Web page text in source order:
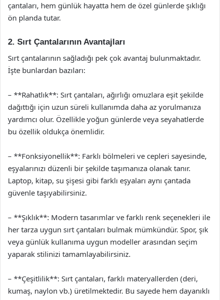
çantaları, hem günlük hayatta hem de özel günlerde şıklığı
ön planda tutar.
2. Sırt Çantalarının Avantajları
Sırt çantalarının sağladığı pek çok avantaj bulunmaktadır.
İşte bunlardan bazıları:
– **Rahatlık**: Sırt çantaları, ağırlığı omuzlara eşit şekilde
dağıttığı için uzun süreli kullanımda daha az yorulmanıza
yardımcı olur. Özellikle yoğun günlerde veya seyahatlerde
bu özellik oldukça önemlidir.
– **Fonksiyonellik**: Farklı bölmeleri ve cepleri sayesinde,
eşyalarınızı düzenli bir şekilde taşımanıza olanak tanır.
Laptop, kitap, su şişesi gibi farklı eşyaları aynı çantada
güvenle taşıyabilirsiniz.
– **Şıklık**: Modern tasarımlar ve farklı renk seçenekleri ile
her tarza uygun sırt çantaları bulmak mümkündür. Spor, şık
veya günlük kullanıma uygun modeller arasından seçim
yaparak stilinizi tamamlayabilirsiniz.
– **Çeşitlilik**: Sırt çantaları, farklı materyallerden (deri,
kumaş, naylon vb.) üretilmektedir. Bu sayede hem dayanıklı